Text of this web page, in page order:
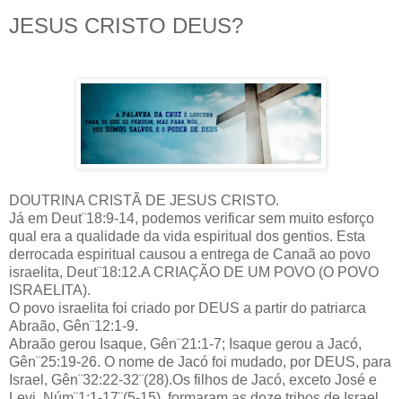
JESUS CRISTO DEUS?
DOUTRINA CRISTÃ DE JESUS CRISTO.
Já em Deut¨18:9-14, podemos verificar sem muito esforço
qual era a qualidade da vida espiritual dos gentios. Esta
derrocada espiritual causou a entrega de Canaã ao povo
israelita, Deut¨18:12.A CRIAÇÃO DE UM POVO (O POVO
ISRAELITA).
O povo israelita foi criado por DEUS a partir do patriarca
Abraão, Gên¨12:1-9.
Abraão gerou Isaque, Gên¨21:1-7; Isaque gerou a Jacó,
Gên¨25:19-26. O nome de Jacó foi mudado, por DEUS, para
Israel, Gên¨32:22-32¨(28).Os filhos de Jacó, exceto José e